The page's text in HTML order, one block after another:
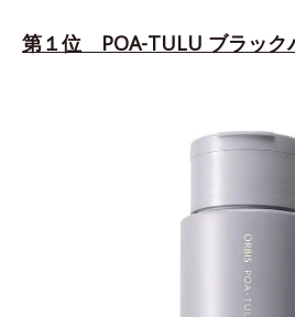
第１位 POA-TULU ブラック